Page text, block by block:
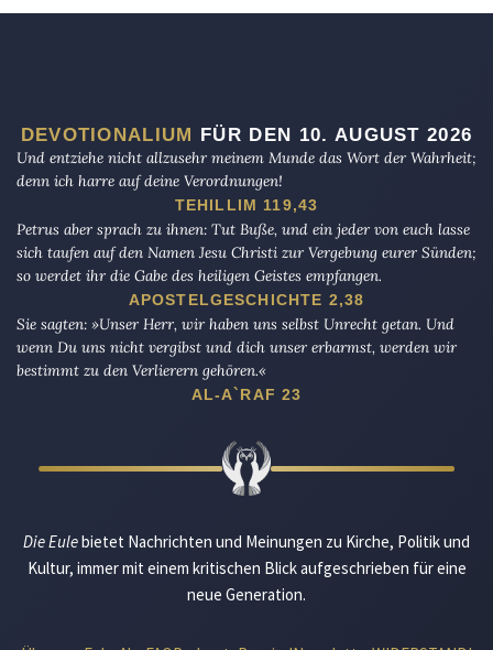
DEVOTIONALIUM FÜR DEN 10. AUGUST 2026
Und entziehe nicht allzusehr meinem Munde das Wort der Wahrheit;
denn ich harre auf deine Verordnungen!
TEHILLIM 119,43
Petrus aber sprach zu ihnen: Tut Buße, und ein jeder von euch lasse
sich taufen auf den Namen Jesu Christi zur Vergebung eurer Sünden;
so werdet ihr die Gabe des heiligen Geistes empfangen.
APOSTELGESCHICHTE 2,38
Sie sagten: »Unser Herr, wir haben uns selbst Unrecht getan. Und
wenn Du uns nicht vergibst und dich unser erbarmst, werden wir
bestimmt zu den Verlierern gehören.«
AL-A`RAF 23
Die Eulebietet Nachrichten und Meinungen zu Kirche, Politik und
Kultur, immer mit einem kritischen Blick aufgeschrieben für eine
neue Generation.